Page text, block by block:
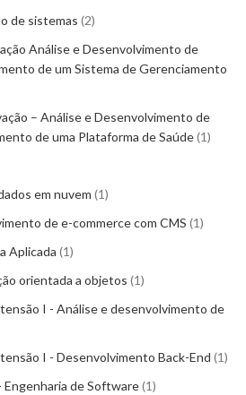
de sistemas 2
Análise e Desenvolvimento de
de um Sistema de Gerenciamento
– Análise e Desenvolvimento de
de uma Plataforma de Saúde 1
em nuvem 1
de e-commerce com CMS 1
Aplicada 1
orientada a objetos 1
I - Análise e desenvolvimento de
I - Desenvolvimento Back-End 1
de Software 1